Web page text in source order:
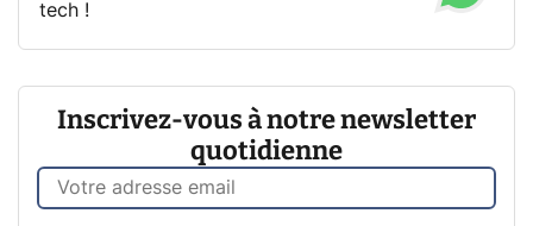
tech !
Inscrivez-vous à notre newsletter
quotidienne